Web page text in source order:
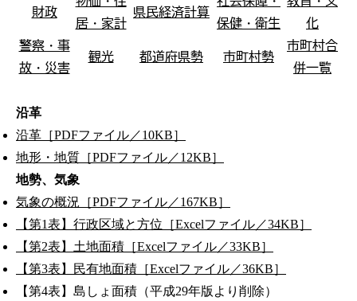
財政
居・家計
県民経済計算
保健・衛生
化
警察・事
故・災害
観光 都道府県勢 市町村勢
市町村合
併一覧
沿革
沿革［PDFファイル／10KB］
地形・地質［PDFファイル／12KB］
地勢、気象
気象の概況［PDFファイル／167KB］
【第1表】行政区域と方位［Excelファイル／34KB］
【第2表】土地面積［Excelファイル／33KB］
【第3表】民有地面積［Excelファイル／36KB］
【第4表】島しょ面積（平成29年版より削除）